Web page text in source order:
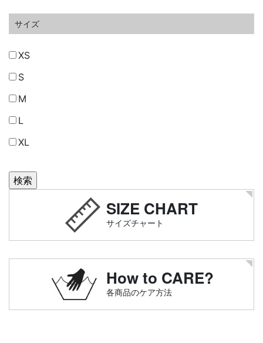
サイズ
XS
S
M
L
XL
SIZE CHART
サイズチャート
How to CARE?
各商品のケア方法